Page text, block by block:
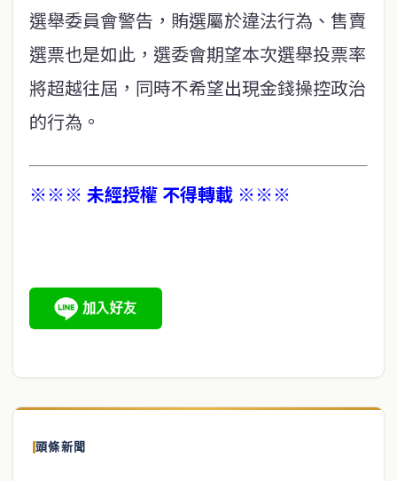
選舉委員會警告，賄選屬於違法行為、售賣
選票也是如此，選委會期望本次選舉投票率
將超越往屆，同時不希望出現金錢操控政治
的行為。
※※※ 未經授權 不得轉載 ※※※
頭條新聞